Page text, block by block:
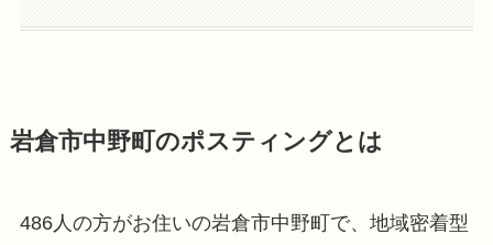
岩倉市中野町のポスティングとは
486人の方がお住いの岩倉市中野町で、地域密着型